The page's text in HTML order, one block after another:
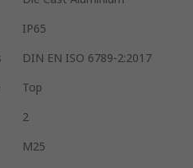
IP65
DIN EN ISO 6789-2:2017
Top
2
M25